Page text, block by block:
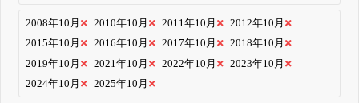
2008年10月 2010年10月 2011年10月
2012年10月
2015年10月
2016年10月 2017年10月
2018年10月
2019年10月
2021年10月 2022年10月
2023年10月
2024年10月
2025年10月